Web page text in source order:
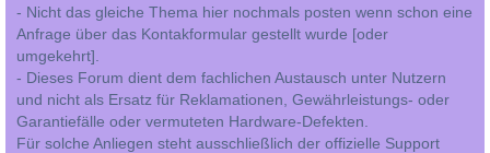
- Nicht das gleiche Thema hier nochmals posten wenn schon eine
Anfrage über das Kontakformular gestellt wurde [oder
umgekehrt].
- Dieses Forum dient dem fachlichen Austausch unter Nutzern
und nicht als Ersatz für Reklamationen, Gewährleistungs- oder
Garantiefälle oder vermuteten Hardware-Defekten.
Für solche Anliegen steht ausschließlich der offizielle Support